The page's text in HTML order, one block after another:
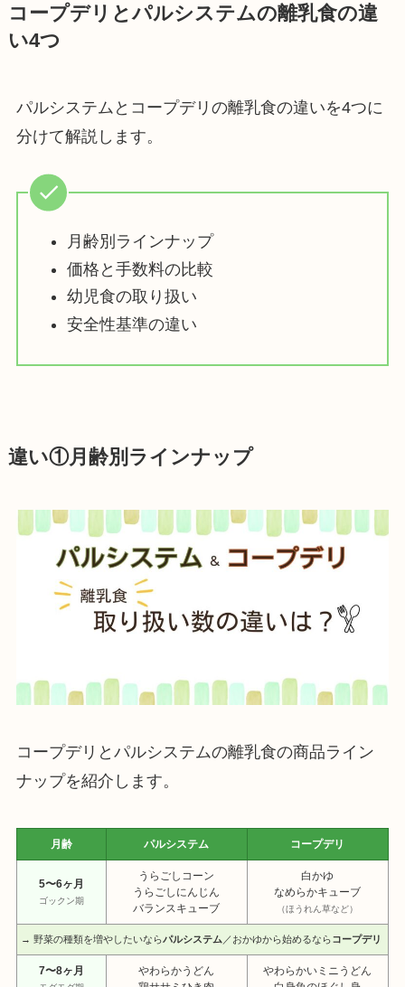
コープデリとパルシステムの離乳食の違
い4つ
パルシステムとコープデリの離乳食の違いを4つに
分けて解説します。
月齢別ラインナップ
価格と手数料の比較
幼児食の取り扱い
安全性基準の違い
違い①月齢別ラインナップ
コープデリとパルシステムの離乳食の商品ライン
ナップを紹介します。
月齢 パルシステム コープデリ
5〜6ヶ月
ゴックン期
うらごしコーン
うらごしにんじん
バランスキューブ
白かゆ
なめらかキューブ
（ほうれん草など）
→ 野菜の種類を増やしたいならパルシステム ／おかゆから始めるならコープデリ
7〜8ヶ月
やわらかうどん
やわらかいミニうどん